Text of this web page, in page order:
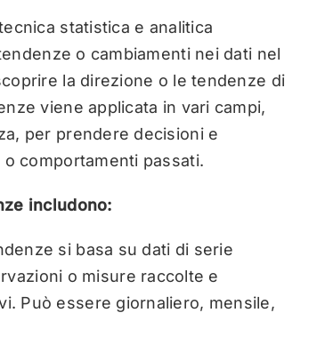
statistica e analitica
o cambiamenti nei dati nel
la direzione o le tendenze di
viene applicata in vari campi,
per prendere decisioni e
comportamenti passati.
includono:
si basa su dati di serie
o misure raccolte e
Può essere giornaliero, mensile,